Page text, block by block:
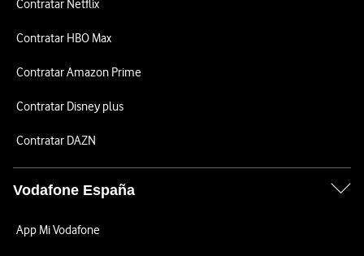
Contratar Netflix
Contratar HBO Max
Contratar Amazon Prime
Contratar Disney plus
Contratar DAZN
Vodafone España
App Mi Vodafone